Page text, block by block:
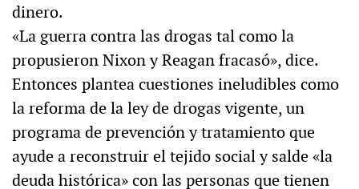
dinero.
«La guerra contra las drogas tal como la
propusieron Nixon y Reagan fracasó», dice.
Entonces plantea cuestiones ineludibles como
la reforma de la ley de drogas vigente, un
programa de prevención y tratamiento que
ayude a reconstruir el tejido social y salde «la
deuda histórica» con las personas que tienen